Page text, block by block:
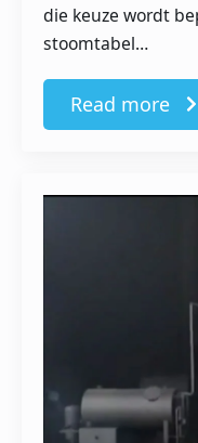
die keuze wordt
stoomtabel…
Read more